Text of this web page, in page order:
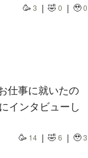
🥳 3 🤣0 🥹0
仕事に就いたの
インタビューし
🥳 14 🤣6 🥹3